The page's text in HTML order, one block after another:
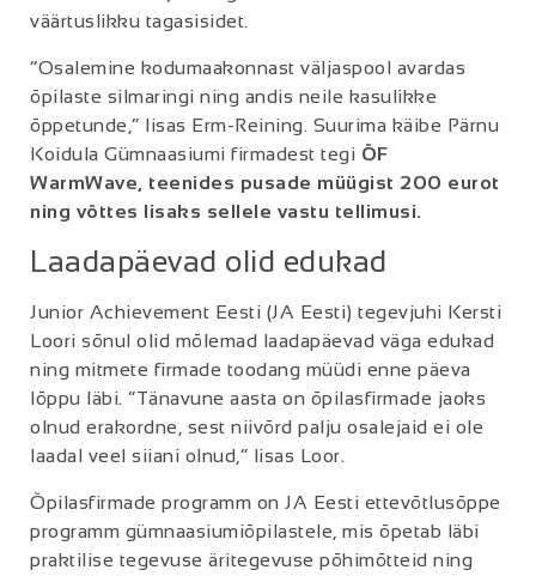
väärtuslikku tagasisidet.
“Osalemine kodumaakonnast väljaspool avardas
õpilaste silmaringi ning andis neile kasulikke
õppetunde,” lisas Erm-Reining. Suurima käibe Pärnu
Koidula Gümnaasiumi firmadest tegi ÕF
WarmWave, teenides pusade müügist 200 eurot
ning võttes lisaks sellele vastu tellimusi.
Laadapäevad olid edukad
Junior Achievement Eesti (JA Eesti) tegevjuhi Kersti
Loori sõnul olid mõlemad laadapäevad väga edukad
ning mitmete firmade toodang müüdi enne päeva
lõppu läbi. “Tänavune aasta on õpilasfirmade jaoks
olnud erakordne, sest niivõrd palju osalejaid ei ole
laadal veel siiani olnud,” lisas Loor.
Õpilasfirmade programm on JA Eesti ettevõtlusõppe
programm gümnaasiumiõpilastele, mis õpetab läbi
praktilise tegevuse äritegevuse põhimõtteid ning